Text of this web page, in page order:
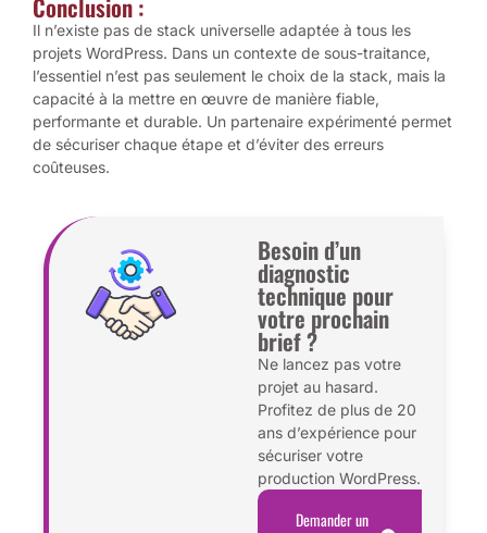
Conclusion :
Il n’existe pas de stack universelle adaptée à tous les
projets WordPress. Dans un contexte de sous-traitance,
l’essentiel n’est pas seulement le choix de la stack, mais la
capacité à la mettre en œuvre de manière fiable,
performante et durable. Un partenaire expérimenté permet
de sécuriser chaque étape et d’éviter des erreurs
coûteuses.
Besoin d’un
diagnostic
technique pour
votre prochain
brief ?
Ne lancez pas votre
projet au hasard.
Profitez de plus de 20
ans d’expérience pour
sécuriser votre
production WordPress.
Demander un